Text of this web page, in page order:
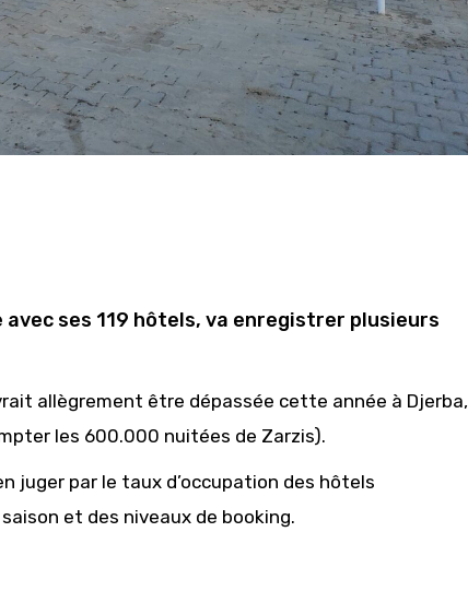
ses 119 hôtels, va enregistrer plusieurs
allègrement être dépassée cette année à Djerba,
les 600.000 nuitées de Zarzis).
juger par le taux d’occupation des hôtels
et des niveaux de booking.